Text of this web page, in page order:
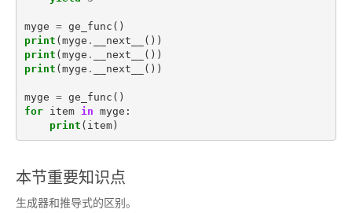
myge = ge_func ()
print (myge . __next__
())
print (myge . __next__
())
print (myge . __next__ ())
myge = ge_func ()
for
item in myge :
print ( item)
本节重要知识点
生成器和推导式的区别。